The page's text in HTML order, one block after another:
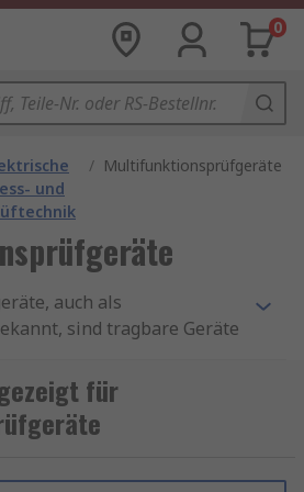
0
und
/ Multifunktionsprüfgeräte
auch als
sind tragbare Geräte
und industriellen
Parameter wie Spannung,
Schleifenimpedanz.
wie Bluetooth zur
für